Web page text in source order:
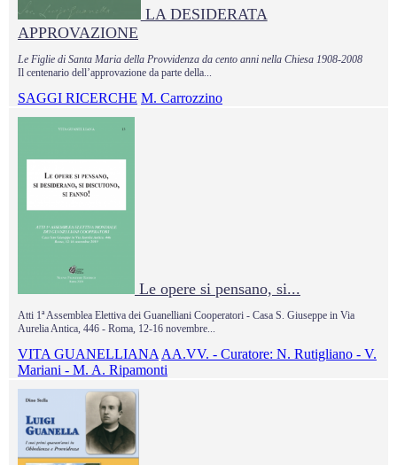
LA DESIDERATA
APPROVAZIONE
Le Figlie di Santa Maria della Provvidenza da cento anni nella Chiesa 1908-2008
Il centenario dell’approvazione da parte della...
SAGGI RICERCHE M. Carrozzino
Le opere si pensano, si...
Atti 1ª Assemblea Elettiva dei Guanelliani Cooperatori - Casa S. Giuseppe in Via
Aurelia Antica, 446 - Roma, 12-16 novembre...
VITA GUANELLIANA AA.VV. - Curatore: N. Rutigliano - V.
Mariani - M. A. Ripamonti